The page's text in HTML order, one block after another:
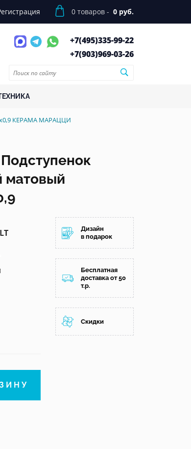
0 товаров - 0 руб.
+7(495)335-99-22
+7(903)969-03-26
КЕРАМА МАРАЦЦИ
матовый
Дизайн
в подарок
Бесплатная
доставка от 50
т.р.
Скидки